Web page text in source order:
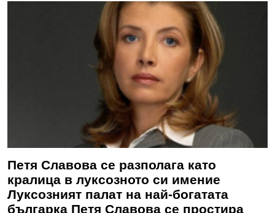
Петя Славова се разполага като
кралица в луксозното си имение
Луксозният палат на най-богатата
българка Петя Славова се простира